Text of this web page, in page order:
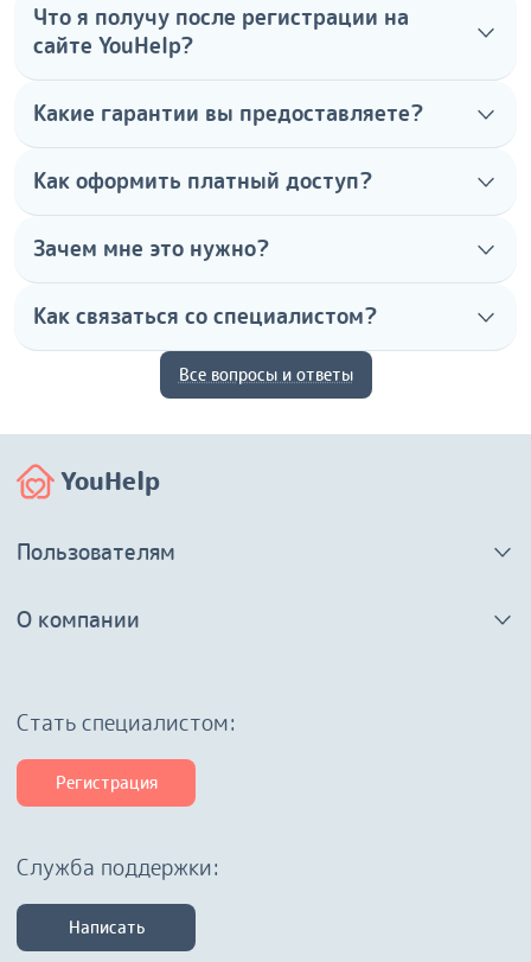
Что я получу после регистрации на
сайте YouHelp?
Какие гарантии вы предоставляете?
Как оформить платный доступ?
Зачем мне это нужно?
Как связаться со специалистом?
Все вопросы и ответы
YouHelp
Пользователям
О компании
Cтать специалистом:
Регистрация
Служба поддержки:
Написать